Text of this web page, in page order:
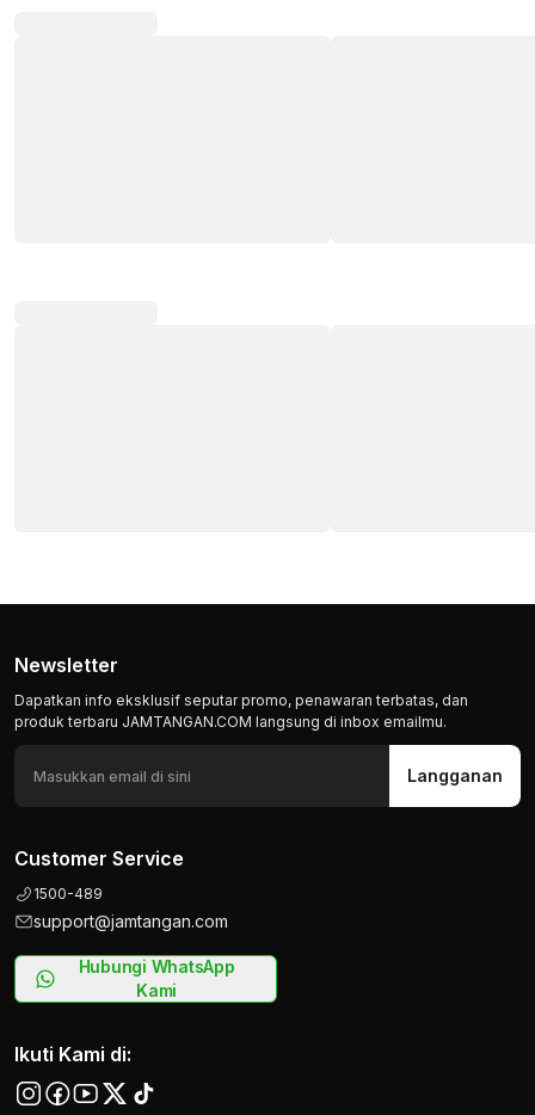
Newsletter
Dapatkan info eksklusif seputar promo, penawaran terbatas, dan
produk terbaru JAMTANGAN.COM langsung di inbox emailmu.
Langganan
Customer Service
1500-489
support@jamtangan.com
Hubungi WhatsApp
Kami
Ikuti Kami di: